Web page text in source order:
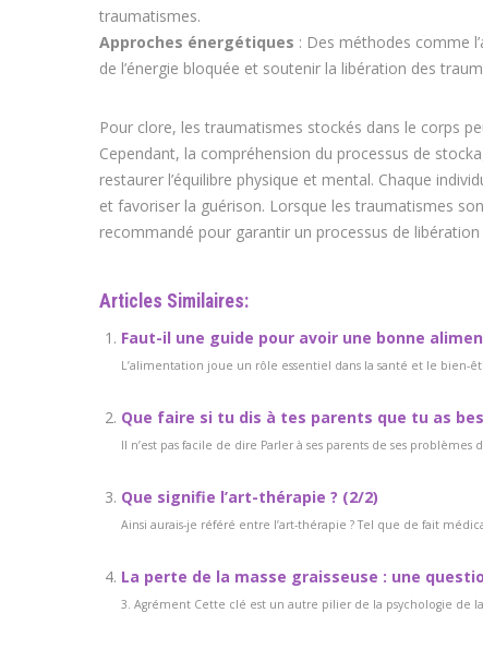
traumatismes.
Approches énergétiques : Des méthodes comme
de l’énergie bloquée et soutenir la libération des
Pour clore, les traumatismes stockés dans le corps
Cependant, la compréhension du processus de
restaurer l’équilibre physique et mental. Chaque
et favoriser la guérison. Lorsque les traumatismes
recommandé pour garantir un processus de
Articles Similaires:
Faut-il une guide pour avoir une bonne
L’alimentation joue un rôle essentiel dans la santé et le
Que faire si tu dis à tes parents que tu as
Il n’est pas facile de dire Parler à ses parents de ses
Que signifie l’art-thérapie ? (2/2)
Ainsi aurais-je référé entre l’art-thérapie ? Tel que de fait
La perte de la masse graisseuse : une
3. Agrément Cette clé est un autre pilier de la psychologie de